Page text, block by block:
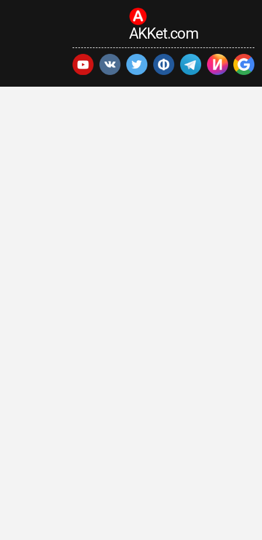
AKKet.com